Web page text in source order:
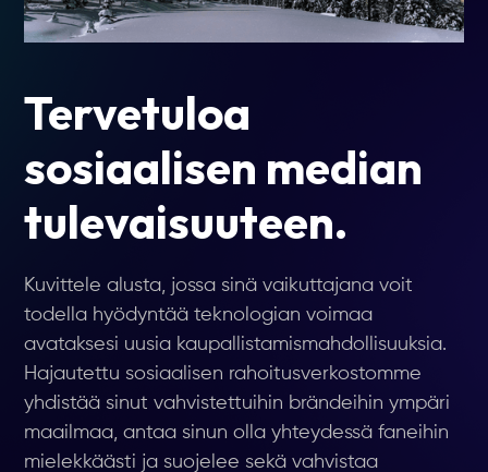
Tervetuloa
sosiaalisen median
tulevaisuuteen.
Kuvittele alusta, jossa sinä vaikuttajana voit
todella hyödyntää teknologian voimaa
avataksesi uusia kaupallistamismahdollisuuksia.
Hajautettu sosiaalisen rahoitusverkostomme
yhdistää sinut vahvistettuihin brändeihin ympäri
maailmaa, antaa sinun olla yhteydessä faneihin
mielekkäästi ja suojelee sekä vahvistaa